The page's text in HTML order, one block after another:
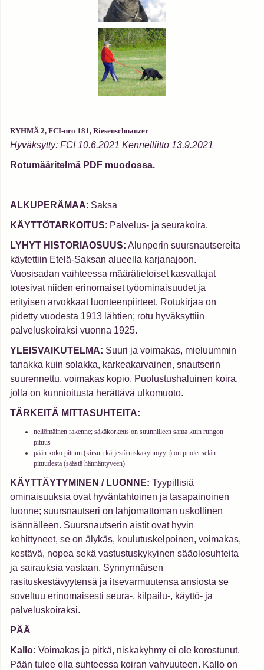
RYHMÄ 2, FCI-nro 181, Riesenschnauzer
Hyväksytty: FCI 10.6.2021 Kennelliitto 13.9.2021
Rotumääritelmä PDF muodossa.
ALKUPERÄMAA: Saksa
KÄYTTÖTARKOITUS: Palvelus- ja seurakoira.
LYHYT HISTORIAOSUUS: Alunperin suursnautsereita
käytettiin Etelä-Saksan alueella karjanajoon.
Vuosisadan vaihteessa määrätietoiset kasvattajat
totesivat niiden erinomaiset työominaisuudet ja
erityisen arvokkaat luonteenpiirteet. Rotukirjaa on
pidetty vuodesta 1913 lähtien; rotu hyväksyttiin
palveluskoiraksi vuonna 1925.
YLEISVAIKUTELMA: Suuri ja voimakas, mieluummin
tanakka kuin solakka, karkeakarvainen, snautserin
suurennettu, voimakas kopio. Puolustushaluinen koira,
jolla on kunnioitusta herättävä ulkomuoto.
TÄRKEITÄ MITTASUHTEITA:
neliömäinen rakenne; säkäkorkeus on suunnilleen sama kuin rungon
pituus
pään koko pituun (kirsun kärjestä niskakyhmyyn) on puolet selän
pituudesta (säästä hännäntyveen)
KÄYTTÄYTYMINEN / LUONNE: Tyypillisiä
ominaisuuksia ovat hyväntahtoinen ja tasapainoinen
luonne; suursnautseri on lahjomattoman uskollinen
isännälleen. Suursnautserin aistit ovat hyvin
kehittyneet, se on älykäs, koulutuskelpoinen, voimakas,
kestävä, nopea sekä vastustuskykyinen sääolosuhteita
ja sairauksia vastaan. Synnynnäisen
rasituskestävyytensä ja itsevarmuutensa ansiosta se
soveltuu erinomaisesti seura-, kilpailu-, käyttö- ja
palveluskoiraksi.
PÄÄ
Kallo: Voimakas ja pitkä, niskakyhmy ei ole korostunut.
Pään tulee olla suhteessa koiran vahvuuteen. Kallo on